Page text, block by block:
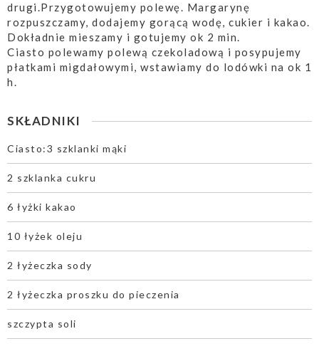
drugi.Przygotowujemy polewę. Margarynę
rozpuszczamy, dodajemy gorącą wodę, cukier i kakao.
Dokładnie mieszamy i gotujemy ok 2 min.
Ciasto polewamy polewą czekoladową i posypujemy
płatkami migdałowymi, wstawiamy do lodówki na ok 1
h.
SKŁADNIKI
Ciasto:3 szklanki mąki
2 szklanka cukru
6 łyżki kakao
10 łyżek oleju
2 łyżeczka sody
2 łyżeczka proszku do pieczenia
szczypta soli